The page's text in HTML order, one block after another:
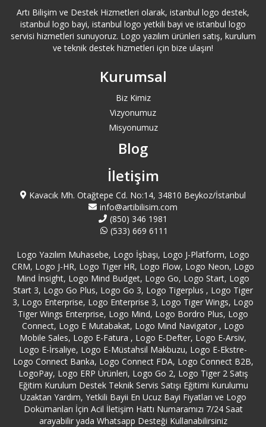
Gaziosmanpaşa Logo Bayi
Güngören Logo Bayi
Küçükçekmece Logo Bayi
Maltepe Logo Bayi
Pendik Logo Bayi
Sancaktepe Logo Bayi
Sarıyer Logo Bayi
Silivri Logo Bayi
Şişli Logo Bayi
Artı Bilişim ve Destek Hizmetleri olarak, istanbul logo destek,
istanbul logo bayi, istanbul logo yetkili bayi ve istanbul logo
servisi hizmetleri sunuyoruz. Logo yazılım ürünleri satış, kurulum
ve teknik destek hizmetleri için bize ulaşın!
Kurumsal
Biz Kimiz
Vizyonumuz
Misyonumuz
Blog
İletişim
Kavacık Mh. Otağtepe Cd. No:14, 34810 Beykoz/İstanbul
info@artibilisim.com
(850) 346 1981
(533) 669 6111
Logo Yazılım Muhasebe, Logo İşbaşı, Logo J-Platform, Logo
CRM, Logo J-HR, Logo Tiger HR, Logo Flow, Logo Neon, Logo
Mind İnsight, Logo Mind Budget, Logo Go, Logo Start, Logo
Start 3, Logo Go Plus, Logo Go 3, Logo Tigerplus , Logo Tiger
3, Logo Enterprise, Logo Enterprise 3, Logo Tiger Wings, Logo
Tiger Wings Enterprise, Logo Mind, Logo Bordro Plus, Logo
Connect, Logo E Mutabakat, Logo Mind Navigator , Logo
Mobile Sales, Logo E-Fatura , Logo E-Defter, Logo E-Arsiv,
Logo E-İrsaliye, Logo E-Müstahsil Makbuzu, Logo E-Ekstre-
Logo Connect Banka, Logo Connect FDA, Logo Connect B2B,
LogoPay, Logo ERP Ürünleri, Logo Go 2, Logo Tiger 2 Satış
Eğitim Kurulum Destek Teknik Servis Satışı Eğitimi Kurulumu
Uzaktan Yardım, Yetkili Bayii En Ucuz Bayi Fiyatları ve Logo
Dokümanları İçin Acil İletişim Hattı Numaramızı 7/24 Saat
arayabilir yada Whatsapp Desteği Kullanabilirsiniz